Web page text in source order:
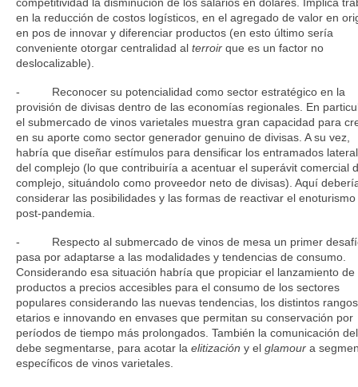
competitividad la disminución de los salarios en dólares. Implica
en la reducción de costos logísticos, en el agregado de valor en
en pos de innovar y diferenciar productos (en esto último sería
conveniente otorgar centralidad al terroir que es un factor no
deslocalizable).
- Reconocer su potencialidad como sector estratégico en la
provisión de divisas dentro de las economías regionales. En
el submercado de vinos varietales muestra gran capacidad para
en su aporte como sector generador genuino de divisas. A su vez,
habría que diseñar estímulos para densificar los entramados
del complejo (lo que contribuiría a acentuar el superávit comercial
complejo, situándolo como proveedor neto de divisas). Aquí
considerar las posibilidades y las formas de reactivar el enoturismo
post-pandemia.
- Respecto al submercado de vinos de mesa un primer
pasa por adaptarse a las modalidades y tendencias de consumo.
Considerando esa situación habría que propiciar el lanzamiento de
productos a precios accesibles para el consumo de los sectores
populares considerando las nuevas tendencias, los distintos rangos
etarios e innovando en envases que permitan su conservación por
períodos de tiempo más prolongados. También la comunicación
debe segmentarse, para acotar la elitización y el glamour a
específicos de vinos varietales.